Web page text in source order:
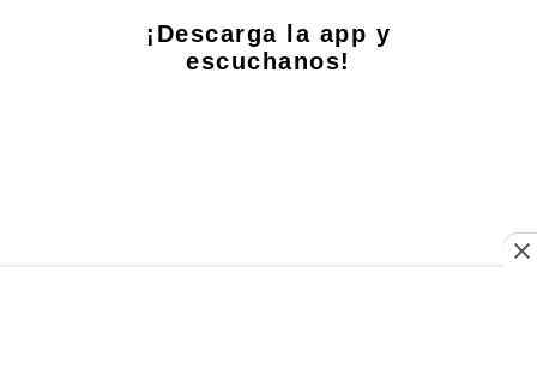
¡Descarga la app y
escuchanos!